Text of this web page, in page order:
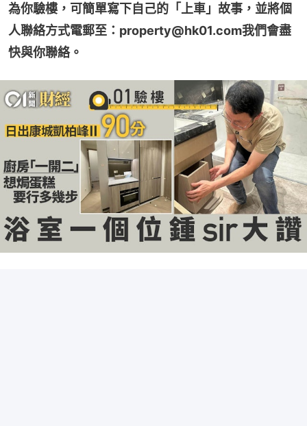
為你驗樓，可簡單寫下自己的「上車」故事，並將個
人聯絡方式電郵至：property@hk01.com我們會盡
快與你聯絡。